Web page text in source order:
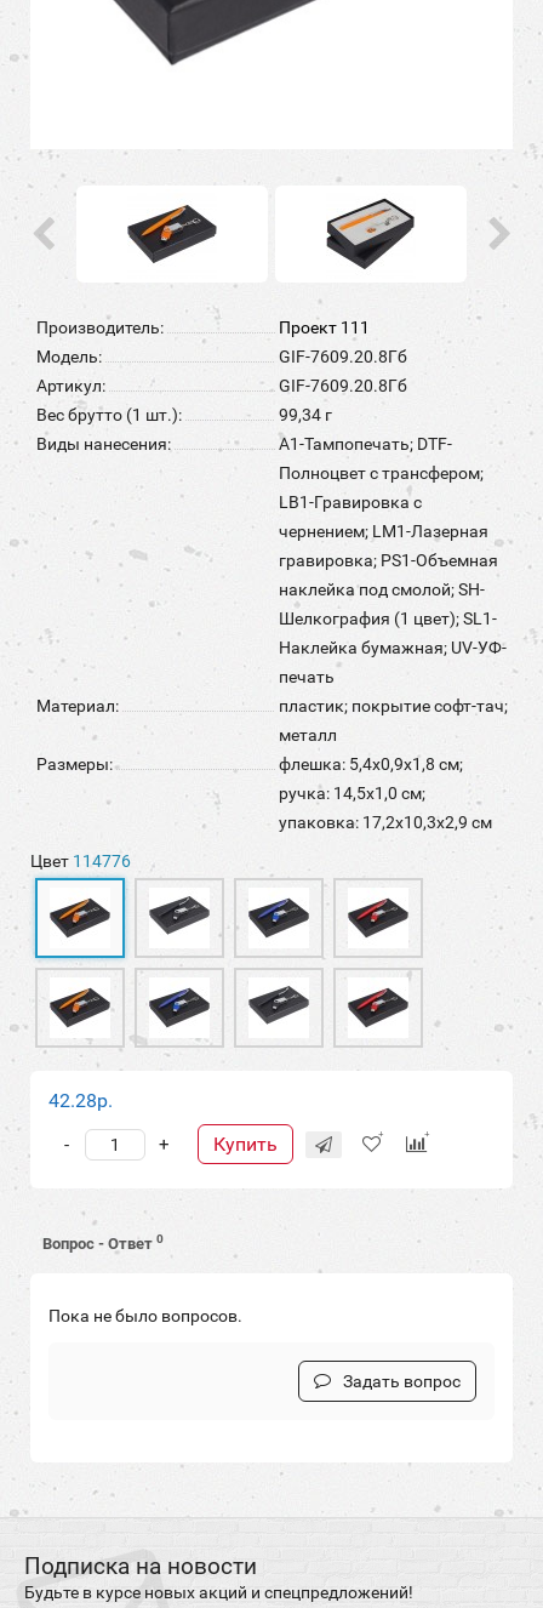
Производитель:
Проект 111
Модель:
GIF-7609.20.8Гб
Артикул:
GIF-7609.20.8Гб
Вес брутто (1 шт.):
99,34 г
Виды нанесения:
A1-Тампопечать; DTF-
Полноцвет с трансфером;
LB1-Гравировка с
чернением; LM1-Лазерная
гравировка; PS1-Объемная
наклейка под смолой; SH-
Шелкография (1 цвет); SL1-
Наклейка бумажная; UV-УФ-
печать
Материал:
пластик; покрытие софт-тач;
металл
Размеры:
флешка: 5,4х0,9х1,8 см;
ручка: 14,5х1,0 см;
упаковка: 17,2х10,3х2,9 см
Цвет 114776
42.28р.
+
- Купить
Вопрос - Ответ 0
Пока не было вопросов.
Задать вопрос
Подписка на новости
Будьте в курсе новых акций и спецпредложений!